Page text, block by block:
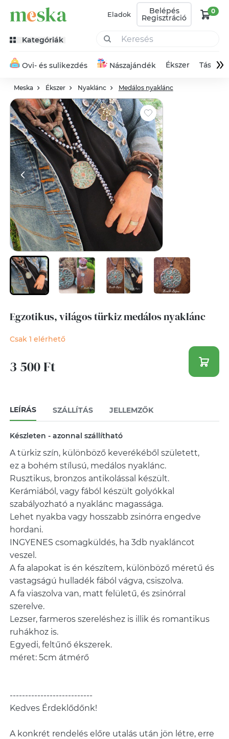
Eladok Belépés
Regisztráció
0
Kategóriák
Ovi- és sulikezdés Nászajándék Ékszer Táska»
Meska Ékszer Nyaklánc Medálos nyaklánc
Egzotikus, világos türkiz medálos nyaklánc
Csak 1 elérhető
3 500 Ft
LEÍRÁS SZÁLLÍTÁS JELLEMZŐK
Készleten - azonnal szállítható
A türkiz szín, különböző keverékéből született,
ez a bohém stílusú, medálos nyaklánc.
Rusztikus, bronzos antikolással készült.
Kerámiából, vagy fából készült golyókkal
szabályozható a nyaklánc magassága.
Lehet nyakba vagy hosszabb zsinórra engedve
hordani.
INGYENES csomagküldés, ha 3db nyakláncot
veszel.
A fa alapokat is én készítem, különböző méretű és
vastagságú hulladék fából vágva, csiszolva.
A fa viaszolva van, matt felületű, és zsinórral
szerelve.
Lezser, farmeros szereléshez is illik és romantikus
ruhákhoz is.
Egyedi, feltűnő ékszerek.
méret: 5cm átmérő
---------------------------
Kedves Érdeklődőnk!
A konkrét rendelés előre utalás után jön létre, erre